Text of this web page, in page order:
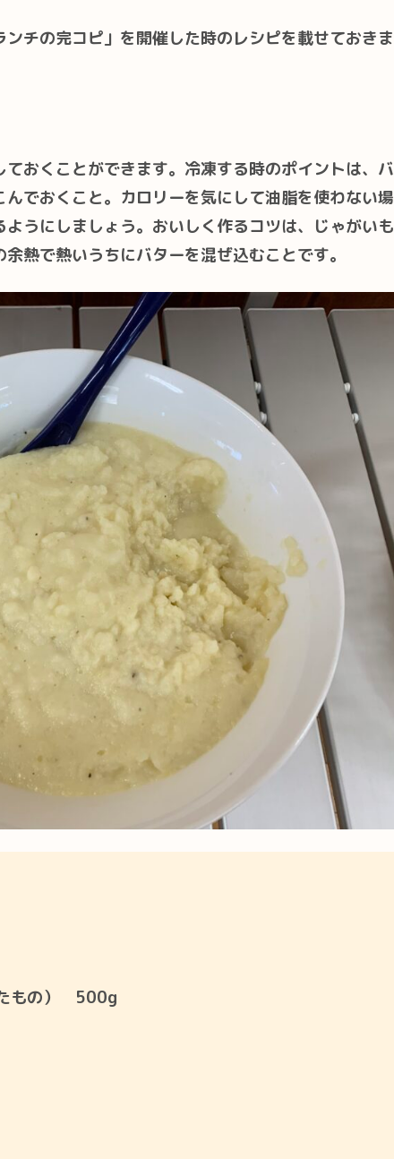
チの完コピ」を開催した時のレシピを載せておき
おくことができます。冷凍する時のポイントは、
でおくこと。カロリーを気にして油脂を使わない
うにしましょう。おいしく作るコツは、じゃがい
熱で熱いうちにバターを混ぜ込むことです。
たもの） 500g